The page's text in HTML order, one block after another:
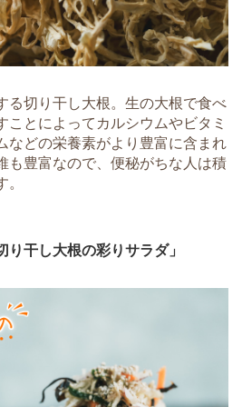
る切り干し大根。生の大根で食べ
ことによってカルシウムやビタミ
などの栄養素がより豊富に含まれ
も豊富なので、便秘がちな人は積
干し大根の彩りサラダ」